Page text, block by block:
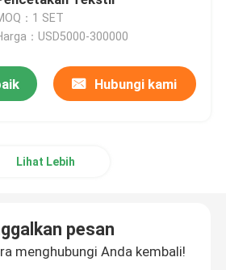
tekstil
：1 SET
：USD5000-300000
Hubungi kami
Lihat Lebih
pesan
menghubungi Anda kembali!